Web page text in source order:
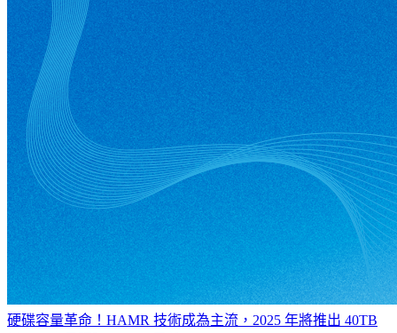
硬碟容量革命！HAMR 技術成為主流，2025 年將推出 40TB